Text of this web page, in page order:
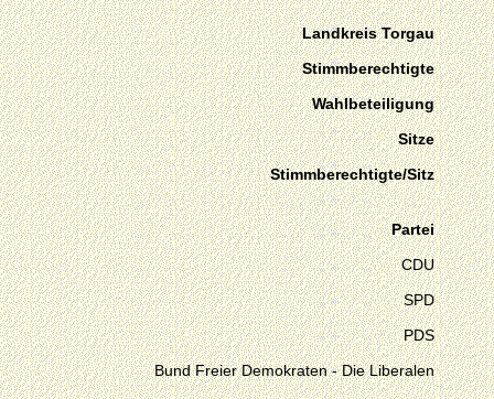
Landkreis Torgau
Stimmberechtigte
Wahlbeteiligung
Sitze
Stimmberechtigte/Sitz
Partei
CDU
SPD
PDS
Bund Freier Demokraten - Die Liberalen